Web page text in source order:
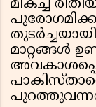
മികച്ച
മാറ്റങ്ങൾ